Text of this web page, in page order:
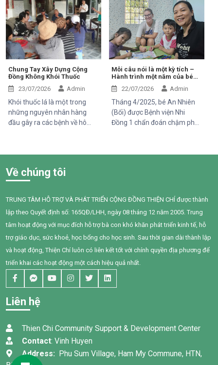
các hoạt động của dự án do
Mekong Plus tài trợ tại địa
phương.
cười trong trẻo, đã đến với
Trung tâm trong những ngày
đầu mang theo rất nhiều thử
thách. Ngay từ khi chào đời,
em phải đối mặt với nhiều vấn
đề về sức khỏe, khiến quá
trình phát triển chậm hơn so
với các bạn cùng trang lứa.
Những điều tưởng như rất
bình thường đối với một đứa
trẻ lại là những cột mốc đầy
gian nan đối với em.
Chung Tay Xây Dựng Cộng
Đồng Không Khói Thuốc
23/07/2026
Admin
Khói thuốc lá là một trong
những nguyên nhân hàng
đầu gây ra các bệnh về hô
người hút thuốc bị ảnh hưởng
đặc biệt là trẻ em, phụ nữ
mang thai và người cao tuổi,
cũng phải đối mặt với nhiều
nguy cơ sức khỏe do hít phải
khói thuốc thụ động.
Mỗi câu nói là một kỳ tích –
Hành trình một năm của bé
An Nhiên (Bối)
22/07/2026 Admin
Tháng 4/2025, bé An Nhiên
(Bối) được Bệnh viện Nhi
Đồng 1 chẩn đoán chậm phát
gặp nhiều khó khăn trong
đồng hành tận tâm của các
cô giáo, sự kiên trì của gia
đình và nỗ lực không ngừng
của chính Bối, em đã có
những bước tiến đầy tự hào.
Về chúng tôi
TRUNG TÂM HỖ TRỢ VÀ PHÁT TRIỂN CỘNG ĐỒNG THIỆN CHÍ được thành
lập theo Quyết định số: 165QĐ/LHH, ngày 08 tháng 12 năm 2005. Trung
tâm hoạt động với mục đích hỗ trợ bà con khó khăn phát triển kinh tế, hỗ
trợ giáo dục, sức khoẻ, học bổng cho học sinh. Sau thời gian dài thành lập
và hoạt động, Thiện Chí luôn có liên kết tốt với chính quyền địa phương để
triển khai các hoạt động một cách hiệu quả nhất.
Liên hệ
Thien Chi Community Support & Development Center
Contact: Vinh Huyen
Address: Phu Sum Village, Ham My Commune, HTN,